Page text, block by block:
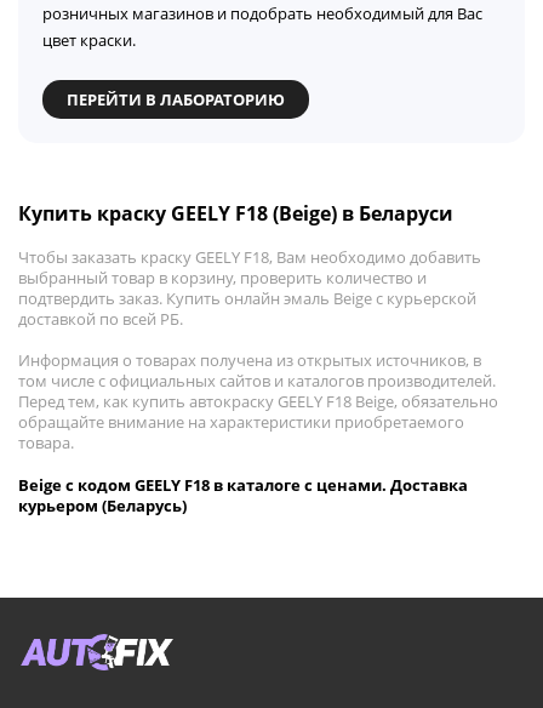
розничных магазинов и подобрать необходимый для Вас
цвет краски.
ПЕРЕЙТИ В ЛАБОРАТОРИЮ
Купить краску GEELY F18 (Beige) в Беларуси
Чтобы заказать краску GEELY F18, Вам необходимо добавить
выбранный товар в корзину, проверить количество и
подтвердить заказ. Купить онлайн эмаль Beige с курьерской
доставкой по всей РБ.
Информация о товарах получена из открытых источников, в
том числе с официальных сайтов и каталогов производителей.
Перед тем, как купить автокраску GEELY F18 Beige, обязательно
обращайте внимание на характеристики приобретаемого
товара.
Beige с кодом GEELY F18 в каталоге с ценами. Доставка
курьером (Беларусь)